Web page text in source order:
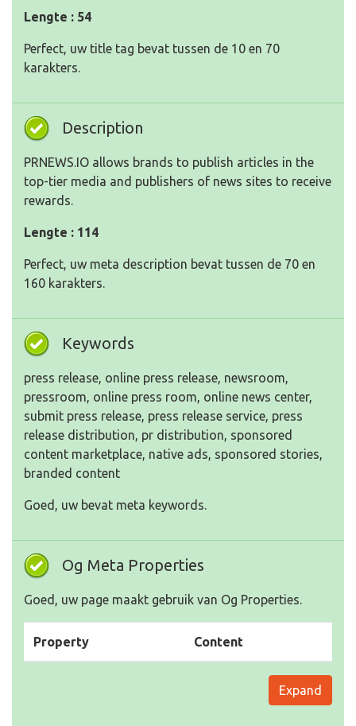
Lengte : 54
Perfect, uw title tag bevat tussen de 10 en 70
karakters.
Description
PRNEWS.IO allows brands to publish articles in the
top-tier media and publishers of news sites to receive
rewards.
Lengte : 114
Perfect, uw meta description bevat tussen de 70 en
160 karakters.
Keywords
press release, online press release, newsroom,
pressroom, online press room, online news center,
submit press release, press release service, press
release distribution, pr distribution, sponsored
content marketplace, native ads, sponsored stories,
branded content
Goed, uw bevat meta keywords.
Og Meta Properties
Goed, uw page maakt gebruik van Og Properties.
Property Content
Expand